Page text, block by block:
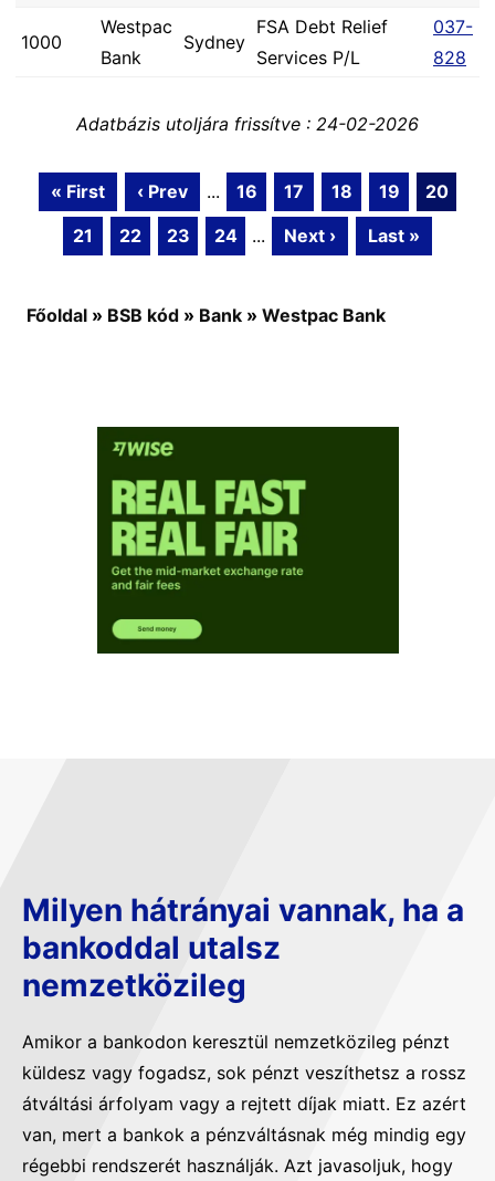
1000
Westpac
Bank
Sydney
FSA Debt Relief
Services P/L
037-
828
Adatbázis utoljára frissítve : 24-02-2026
« First ‹ Prev ... 16 17 18 19
20
21
22 23 24 ... Next › Last »
Főoldal » BSB kód » Bank » Westpac Bank
Milyen hátrányai vannak, ha a
bankoddal utalsz
nemzetközileg
Amikor a bankodon keresztül nemzetközileg pénzt
küldesz vagy fogadsz, sok pénzt veszíthetsz a rossz
átváltási árfolyam vagy a rejtett díjak miatt. Ez azért
van, mert a bankok a pénzváltásnak még mindig egy
régebbi rendszerét használják. Azt javasoljuk, hogy